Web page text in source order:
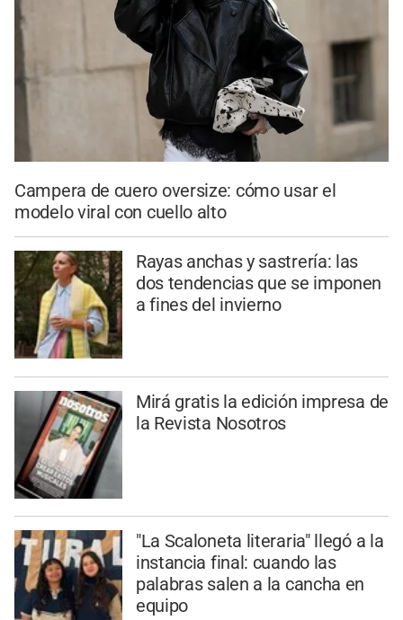
Campera de cuero oversize: cómo usar el
modelo viral con cuello alto
Rayas anchas y sastrería: las
dos tendencias que se imponen
a fines del invierno
Mirá gratis la edición impresa de
la Revista Nosotros
"La Scaloneta literaria" llegó a la
instancia final: cuando las
palabras salen a la cancha en
equipo